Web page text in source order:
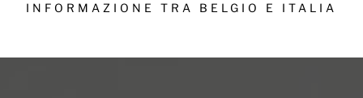
INFORMAZIONE TRA BELGIO E ITALIA